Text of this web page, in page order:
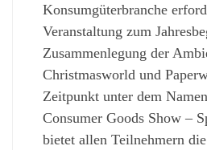
Konsumgüterbranche
Veranstaltung zum
Zusammenlegung der
Christmasworld und
Zeitpunkt unter dem
Consumer Goods Show –
bietet allen Teilnehmern